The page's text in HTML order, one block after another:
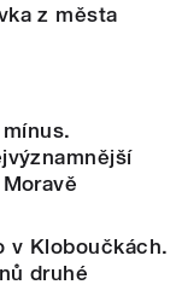
z města
v Kloboučkách.
druhé